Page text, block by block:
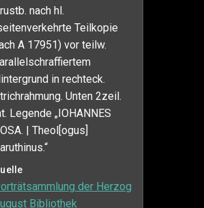
nach hl.
Teilkopie
A 17951) vor teilw.
in rechteck.
Unten 2zeil.
Legende „IOHANNES
| Theol[ogus]
der Herzog
Bibliothek